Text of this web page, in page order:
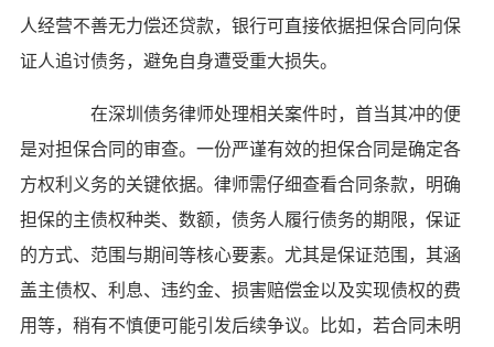
人经营不善无力偿还贷款，银行可直接依据担保合同向保
证人追讨债务，避免自身遭受重大损失。
在深圳债务律师处理相关案件时，首当其冲的便
是对担保合同的审查。一份严谨有效的担保合同是确定各
方权利义务的关键依据。律师需仔细查看合同条款，明确
担保的主债权种类、数额，债务人履行债务的期限，保证
的方式、范围与期间等核心要素。尤其是保证范围，其涵
盖主债权、利息、违约金、损害赔偿金以及实现债权的费
用等，稍有不慎便可能引发后续争议。比如，若合同未明